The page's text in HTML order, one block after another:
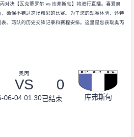
对决【瓦克蒂罗尔 vs 库弗斯甸】将进行直播。喜爱奥
确保不错过这场精彩的比赛。为了您的观赛体验，还特
、两队的历史交锋记录和赛程安排。这里是您获取奥丙
奥丙
VS 0
06-04 01:30已结束 库弗斯甸